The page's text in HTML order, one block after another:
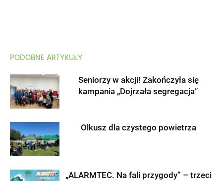
PODOBNE ARTYKUŁY
Seniorzy w akcji! Zakończyła się
kampania „Dojrzała segregacja”
Olkusz dla czystego powietrza
„ALARMTEC. Na fali przygody” – trzeci